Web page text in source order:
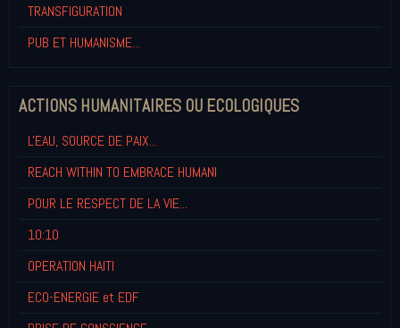
TRANSFIGURATION
PUB ET HUMANISME...
ACTIONS HUMANITAIRES OU ECOLOGIQUES
L'EAU, SOURCE DE PAIX...
REACH WITHIN TO EMBRACE HUMANI
POUR LE RESPECT DE LA VIE...
10:10
OPERATION HAITI
ECO-ENERGIE et EDF